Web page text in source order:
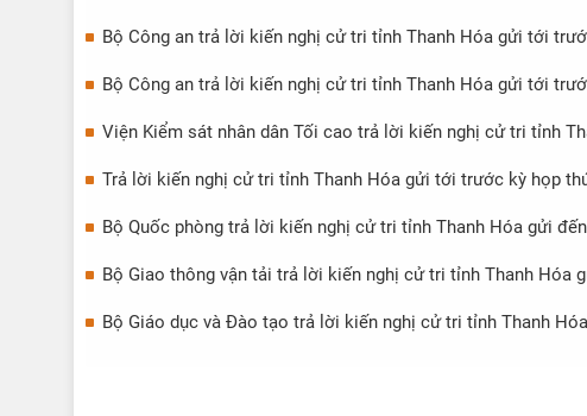
Bộ Công an trả lời kiến nghị cử tri tỉnh Thanh Hóa gửi tới
Bộ Công an trả lời kiến nghị cử tri tỉnh Thanh Hóa gửi tới
Viện Kiểm sát nhân dân Tối cao trả lời kiến nghị cử tri tỉnh
Trả lời kiến nghị cử tri tỉnh Thanh Hóa gửi tới trước kỳ họp
Bộ Quốc phòng trả lời kiến nghị cử tri tỉnh Thanh Hóa gửi
Bộ Giao thông vận tải trả lời kiến nghị cử tri tỉnh Thanh Hóa
Bộ Giáo dục và Đào tạo trả lời kiến nghị cử tri tỉnh Thanh